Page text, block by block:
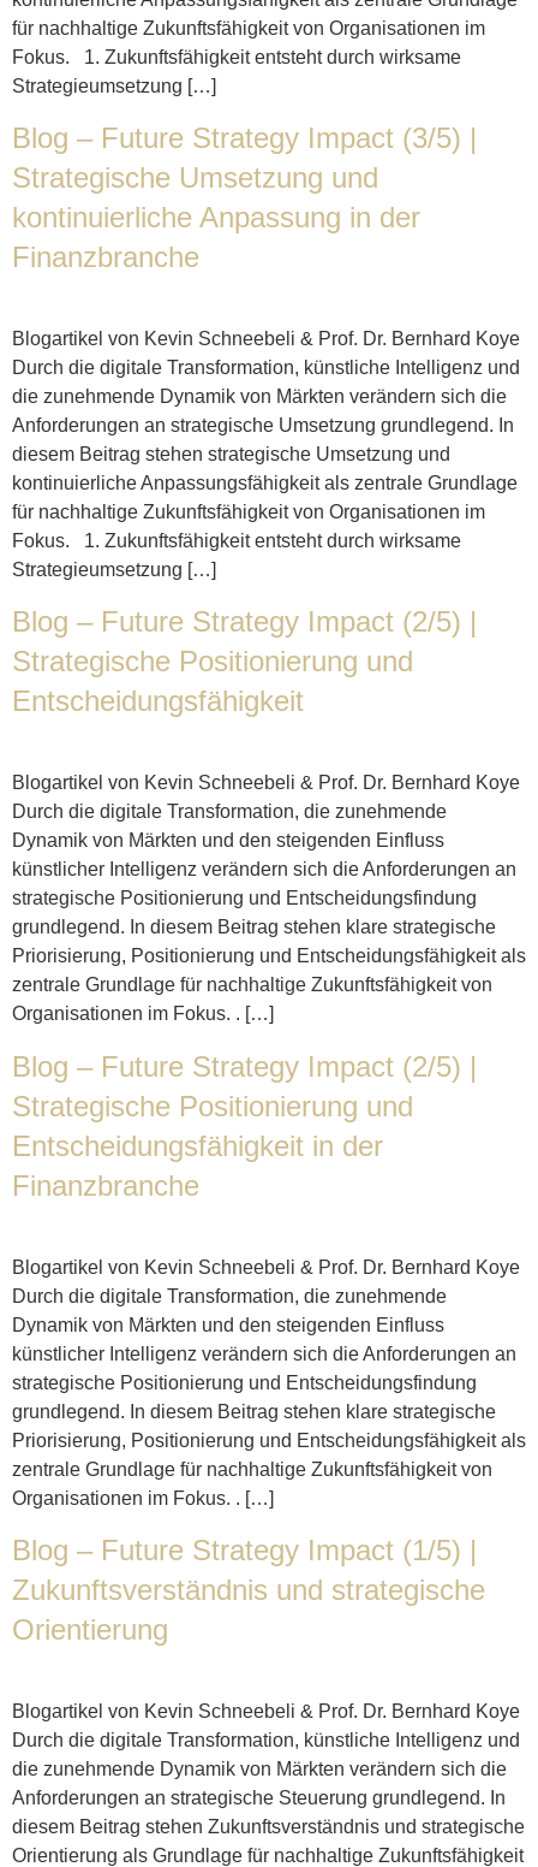
für nachhaltige Zukunftsfähigkeit von Organisationen im
Fokus. 1. Zukunftsfähigkeit entsteht durch wirksame
Strategieumsetzung […]
Blog – Future Strategy Impact (3/5) |
Strategische Umsetzung und
kontinuierliche Anpassung in der
Finanzbranche
Blogartikel von Kevin Schneebeli & Prof. Dr. Bernhard Koye
Durch die digitale Transformation, künstliche Intelligenz und
die zunehmende Dynamik von Märkten verändern sich die
Anforderungen an strategische Umsetzung grundlegend. In
diesem Beitrag stehen strategische Umsetzung und
kontinuierliche Anpassungsfähigkeit als zentrale Grundlage
für nachhaltige Zukunftsfähigkeit von Organisationen im
Fokus. 1. Zukunftsfähigkeit entsteht durch wirksame
Strategieumsetzung […]
Blog – Future Strategy Impact (2/5) |
Strategische Positionierung und
Entscheidungsfähigkeit
Blogartikel von Kevin Schneebeli & Prof. Dr. Bernhard Koye
Durch die digitale Transformation, die zunehmende
Dynamik von Märkten und den steigenden Einfluss
künstlicher Intelligenz verändern sich die Anforderungen an
strategische Positionierung und Entscheidungsfindung
grundlegend. In diesem Beitrag stehen klare strategische
Priorisierung, Positionierung und Entscheidungsfähigkeit als
zentrale Grundlage für nachhaltige Zukunftsfähigkeit von
Organisationen im Fokus. . […]
Blog – Future Strategy Impact (2/5) |
Strategische Positionierung und
Entscheidungsfähigkeit in der
Finanzbranche
Blogartikel von Kevin Schneebeli & Prof. Dr. Bernhard Koye
Durch die digitale Transformation, die zunehmende
Dynamik von Märkten und den steigenden Einfluss
künstlicher Intelligenz verändern sich die Anforderungen an
strategische Positionierung und Entscheidungsfindung
grundlegend. In diesem Beitrag stehen klare strategische
Priorisierung, Positionierung und Entscheidungsfähigkeit als
zentrale Grundlage für nachhaltige Zukunftsfähigkeit von
Organisationen im Fokus. . […]
Blog – Future Strategy Impact (1/5) |
Zukunftsverständnis und strategische
Orientierung
Blogartikel von Kevin Schneebeli & Prof. Dr. Bernhard Koye
Durch die digitale Transformation, künstliche Intelligenz und
die zunehmende Dynamik von Märkten verändern sich die
Anforderungen an strategische Steuerung grundlegend. In
diesem Beitrag stehen Zukunftsverständnis und strategische
Orientierung als Grundlage für nachhaltige Zukunftsfähigkeit